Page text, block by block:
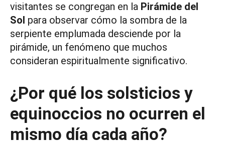
visitantes se congregan en la Pirámide del
Sol para observar cómo la sombra de la
serpiente emplumada desciende por la
pirámide, un fenómeno que muchos
consideran espiritualmente significativo.
¿Por qué los solsticios y
equinoccios no ocurren el
mismo día cada año?